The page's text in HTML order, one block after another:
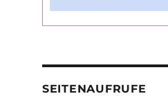
SEITENAUFRUFE